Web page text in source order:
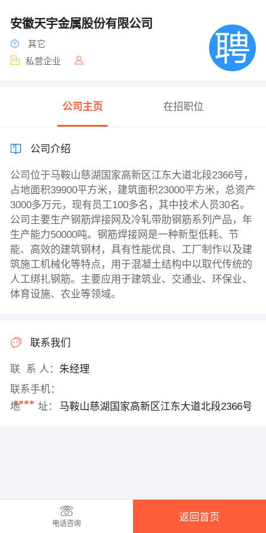
安徽天宇金属股份有限公司
其它
私营企业
公司主页 在招职位
公司介绍
公司位于马鞍山慈湖国家高新区江东大道北段2366号，
占地面积39900平方米，建筑面积23000平方米，总资产
3000多万元，现有员工100多名，其中技术人员30名。
公司主要生产钢筋焊接网及冷轧带肋钢筋系列产品，年
生产能力50000吨。钢筋焊接网是一种新型低耗、节
能、高效的建筑钢材，具有性能优良、工厂制作以及建
筑施工机械化等特点，用于混凝土结构中以取代传统的
人工绑扎钢筋。主要应用于建筑业、交通业、环保业、
体育设施、农业等领域。
联系我们
联 系 人： 朱经理
联系手机：
****
地 址： 马鞍山慈湖国家高新区江东大道北段2366号
电话咨询
返回首页